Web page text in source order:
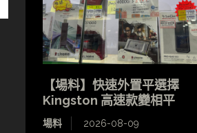
【場料】快速外置平選擇
Kingston 高速款變相平
場料 2026-08-09